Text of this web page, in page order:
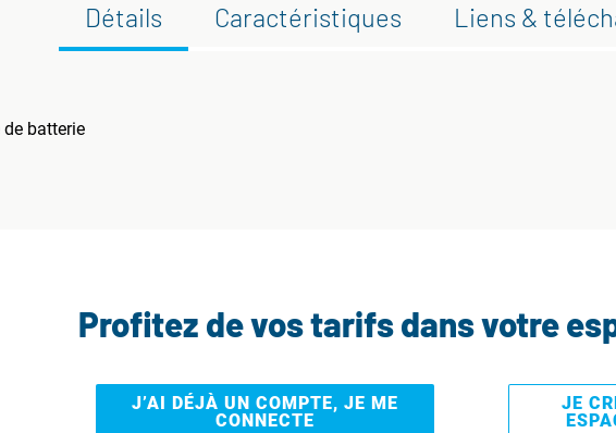
Détails Caractéristiques Liens &
de batterie
Profitez de vos tarifs dans votre
J’AI DÉJÀ UN COMPTE, JE ME
CONNECTE
JE